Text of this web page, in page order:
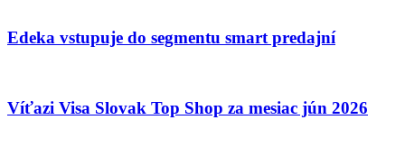
Edeka vstupuje do segmentu smart predajní
Víťazi Visa Slovak Top Shop za mesiac jún 2026